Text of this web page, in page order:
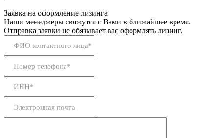
Заявка на оформление лизинга
Наши менеджеры свяжутся с Вами в ближайшее время.
Отправка заявки не обязывает вас оформлять лизинг.
ФИО контактного лица*
Номер телефона*
ИНН*
Электронная почта